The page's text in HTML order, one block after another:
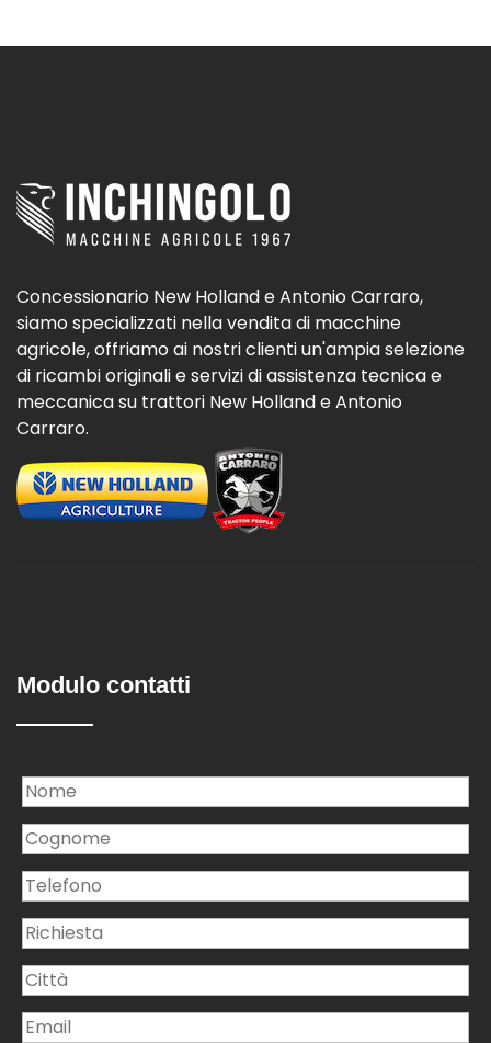
Concessionario New Holland e Antonio Carraro,
siamo specializzati nella vendita di macchine
agricole, offriamo ai nostri clienti un'ampia selezione
di ricambi originali e servizi di assistenza tecnica e
meccanica su trattori New Holland e Antonio
Carraro.
Modulo contatti